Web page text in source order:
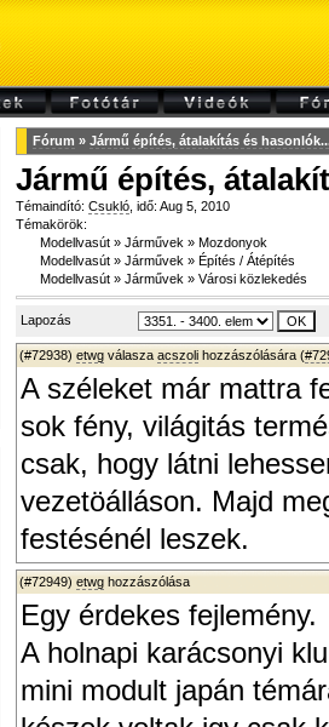
Fórum » Jármű építés, átalakítás és
Jármű építés,
Témaindító: Csukló , idő: Aug 5, 2010
Témakörök:
Modellvasút » Járművek » Mozdonyok
Modellvasút » Járművek » Építés / Átépítés
Modellvasút » Járművek » Városi közlekedés
Lapozás
(#72938) etwg válasza acszoli hozzászólására (
A széleket már mattra
sok fény, világitás
csak, hogy látni
vezetöálláson. Majd
festésénél leszek.
(#72949) etwg hozzászólása
Egy érdekes fejlemény.
A holnapi karácsonyi
mini modult japán